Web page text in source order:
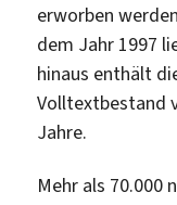
erworben
dem Jahr 1997
hinaus enthält
Volltextbestand
Jahre.
Mehr als 70.000